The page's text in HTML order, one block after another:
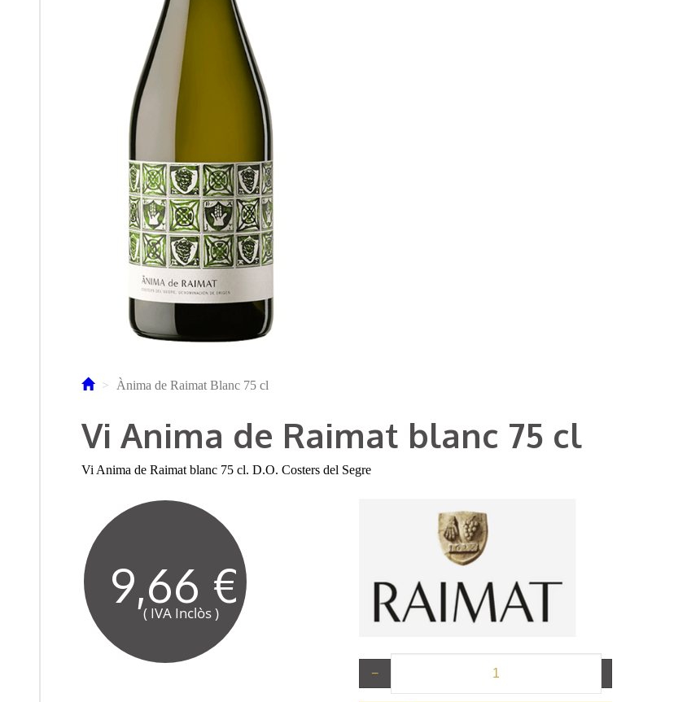
Ànima de Raimat Blanc 75 cl
Vi Anima de Raimat blanc 75 cl
Vi Anima de Raimat blanc 75 cl. D.O. Costers del Segre
9,66 €
( IVA Inclòs )
−